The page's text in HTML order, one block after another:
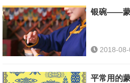
图片按照擀毡依次顺序排
列
银碗——蒙
2018-
平常用的